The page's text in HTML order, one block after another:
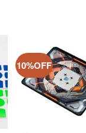
10%OFF